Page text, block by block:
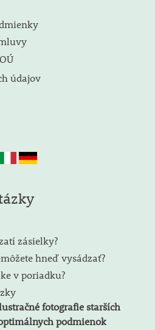
údajov
zásielky?
hneď vysádzať?
v poriadku?
fotografie starších
podmienok